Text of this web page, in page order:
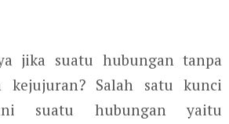
jika suatu hubungan tanpa
kejujuran? Salah satu kunci
suatu hubungan yaitu